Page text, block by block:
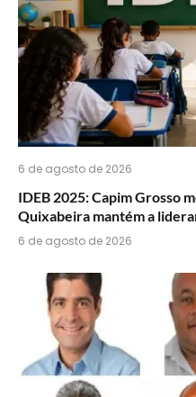
6 de agosto de 2026
IDEB 2025: Capim Grosso
Quixabeira mantém a
6 de agosto de 2026